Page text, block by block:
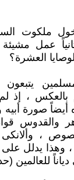
ملكوت
عمل
العشرة؟
يتبعون
بالعكس ، إذ
صورة أبيه
والقدوس
، وألانكى
وهذا يدلل
دياناً